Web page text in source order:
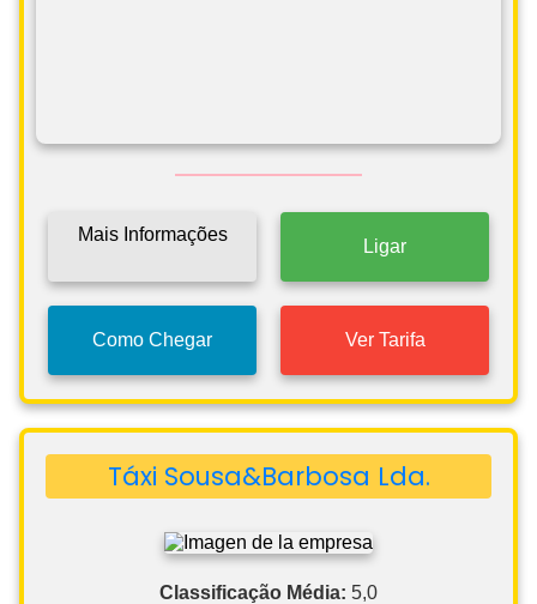
Mais Informações
Ligar
Como Chegar Ver Tarifa
Táxi Sousa&Barbosa Lda.
Classificação Média: 5,0